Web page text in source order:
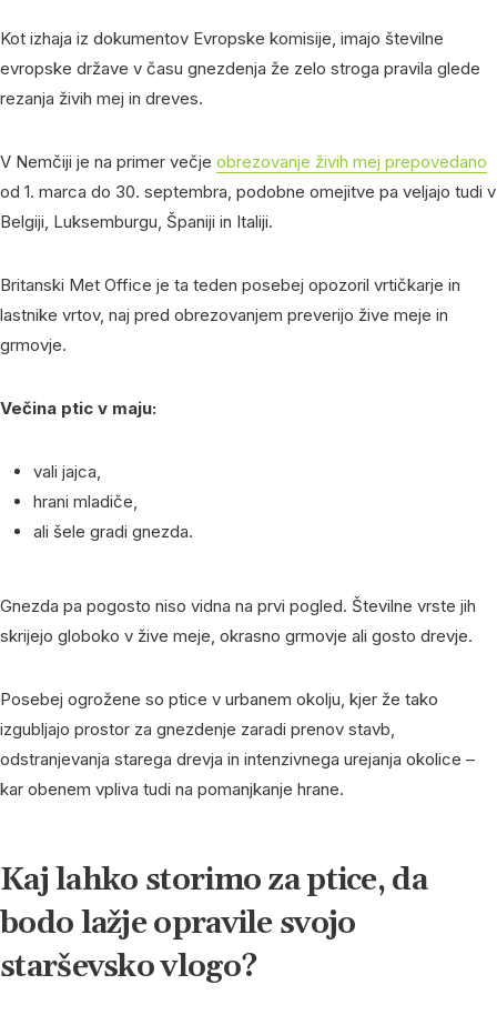
Kot izhaja iz dokumentov Evropske komisije, imajo številne
evropske države v času gnezdenja že zelo stroga pravila glede
rezanja živih mej in dreves.
V Nemčiji je na primer večje obrezovanje živih mej prepovedano
od 1. marca do 30. septembra, podobne omejitve pa veljajo tudi v
Belgiji, Luksemburgu, Španiji in Italiji.
Britanski Met Office je ta teden posebej opozoril vrtičkarje in
lastnike vrtov, naj pred obrezovanjem preverijo žive meje in
grmovje.
Večina ptic v maju:
vali jajca,
hrani mladiče,
ali šele gradi gnezda.
Gnezda pa pogosto niso vidna na prvi pogled. Številne vrste jih
skrijejo globoko v žive meje, okrasno grmovje ali gosto drevje.
Posebej ogrožene so ptice v urbanem okolju, kjer že tako
izgubljajo prostor za gnezdenje zaradi prenov stavb,
odstranjevanja starega drevja in intenzivnega urejanja okolice –
kar obenem vpliva tudi na pomanjkanje hrane.
Kaj lahko storimo za ptice, da
bodo lažje opravile svojo
starševsko vlogo?